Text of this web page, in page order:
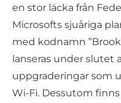
en stor läcka från
Microsofts sjuåriga
med kodnamn
lanseras under slutet
uppgraderingar som
Wi-Fi. Dessutom